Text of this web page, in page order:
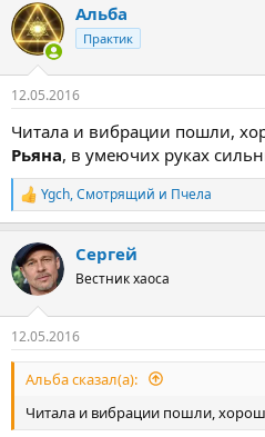
к
ц
и
Альба
Практик
12.05.2016
Читала и вибрации пошли,
Рьяна, в умеючих руках
Р
е
к
ц
и
Ygch,Смотрящий и Пчела
Сергей
Вестник хаоса
12.05.2016
Альба сказал(а):
Читала и вибрации пошли,